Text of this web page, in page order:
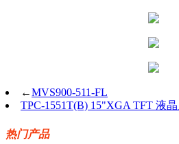
←MVS900-511-FL
TPC-1551T(B) 15"XGA TFT 液
热门产品